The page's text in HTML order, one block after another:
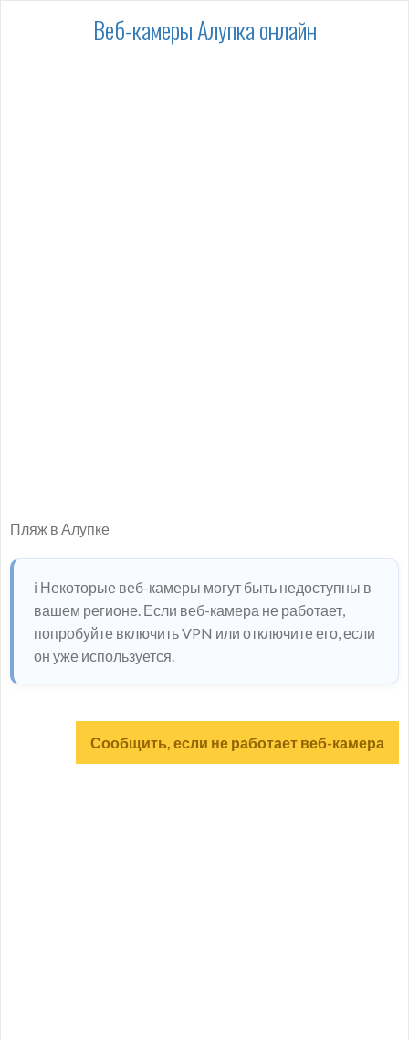
Веб-камеры Алупка онлайн
Пляж в Алупке
ℹ️ Некоторые веб-камеры могут быть недоступны в
вашем регионе. Если веб-камера не работает,
попробуйте включить VPN или отключите его, если
он уже используется.
Сообщить, если не работает веб-камера